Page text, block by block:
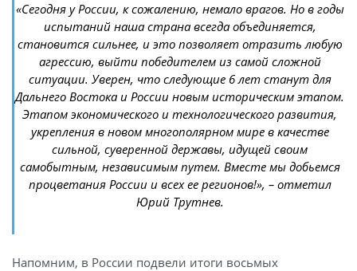
«Сегодня у России, к сожалению, немало врагов. Но в годы
испытаний наша страна всегда объединяется,
становится сильнее, и это позволяет отразить любую
агрессию, выйти победителем из самой сложной
ситуации. Уверен, что следующие 6 лет станут для
Дальнего Востока и России новым историческим этапом.
Этапом экономического и технологического развития,
укрепления в новом многополярном мире в качестве
сильной, суверенной державы, идущей своим
самобытным, независимым путем. Вместе мы добьемся
процветания России и всех ее регионов!», – отметил
Юрий Трутнев.
Напомним, в России подвели итоги восьмых